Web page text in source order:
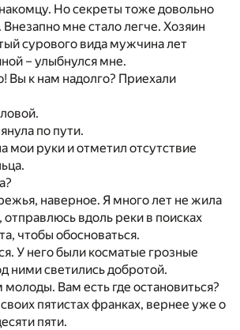
Но секреты тоже довольно
мне стало легче. Хозяин
сурового вида мужчина лет
– улыбнулся мне.
Вы к нам надолго? Приехали
по пути.
мои руки и отметил отсутствие
наверное. Я много лет не жила
вдоль реки в поисках
чтобы обосноваться.
У него были косматые грозные
ними светились добротой.
Вам есть где остановиться?
пятистах франках, вернее уже о
пяти.